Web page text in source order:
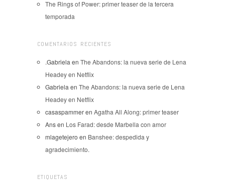
The Rings of Power: primer teaser de la tercera
temporada
COMENTARIOS RECIENTES
.Gabriela en The Abandons: la nueva serie de Lena
Headey en Netflix
Gabriela en The Abandons: la nueva serie de Lena
Headey en Netflix
casaspammeren Agatha All Along: primer teaser
Ansen Los Farad: desde Marbella con amor
mlagetejero en Banshee: despedida y
agradecimiento.
ETIQUETAS